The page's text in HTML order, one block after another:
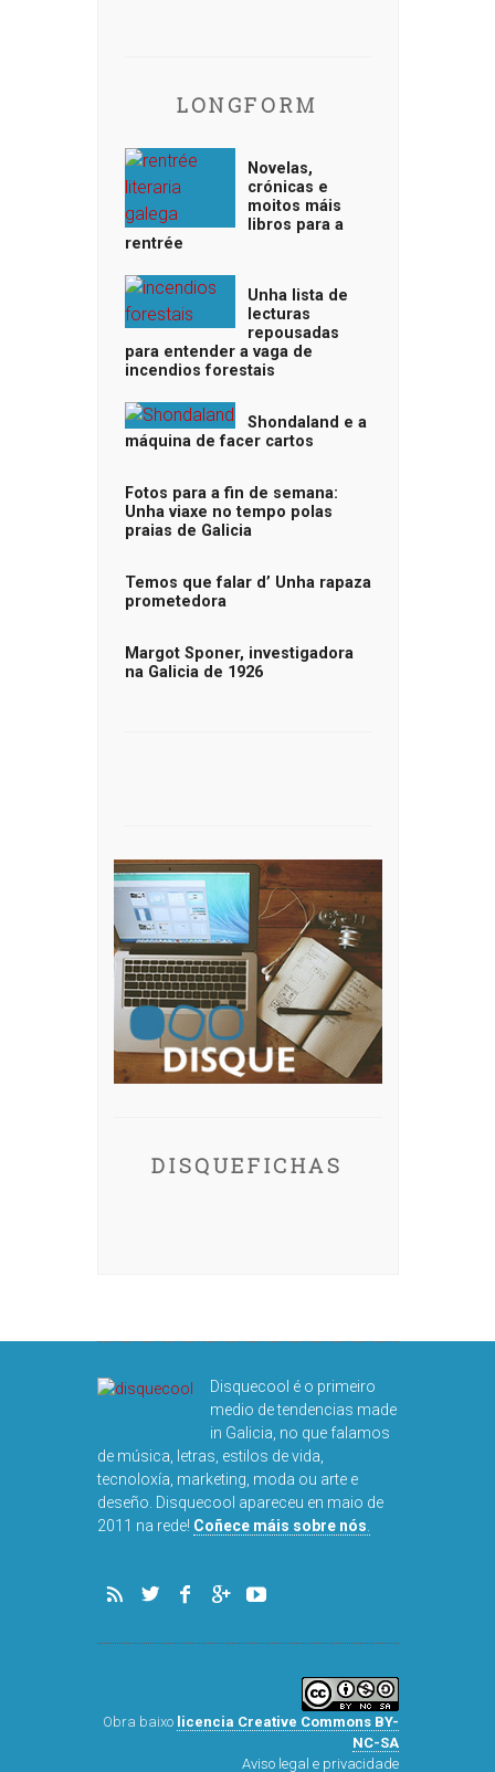
LONGFORM
Novelas,
crónicas e
moitos máis
libros para a
rentrée
Unha lista de
lecturas
repousadas
para entender a vaga de
incendios forestais
Shondaland e a
máquina de facer cartos
Fotos para a fin de semana:
Unha viaxe no tempo polas
praias de Galicia
Temos que falar d’ Unha rapaza
prometedora
Margot Sponer, investigadora
na Galicia de 1926
DISQUEFICHAS
Disquecool é o primeiro
medio de tendencias made
in Galicia, no que falamos
de música, letras, estilos de vida,
tecnoloxía, marketing, moda ou arte e
deseño. Disquecool apareceu en maio de
2011 na rede! Coñece máis sobre nós
Obra baixo licencia Creative Commons BY-
NC-SA
Aviso legal e privacidade